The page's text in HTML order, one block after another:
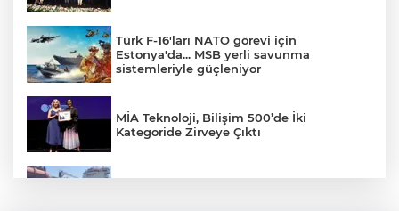
Türk F-16'ları NATO görevi için
Estonya'da... MSB yerli savunma
sistemleriyle güçleniyor
MİA Teknoloji, Bilişim 500’de İki
Kategoride Zirveye Çıktı